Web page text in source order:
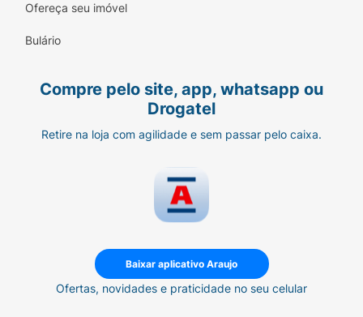
Ofereça seu imóvel
Bulário
Compre pelo site, app, whatsapp ou
Drogatel
Retire na loja com agilidade e sem passar pelo caixa.
Baixar aplicativo Araujo
Ofertas, novidades e praticidade no seu celular